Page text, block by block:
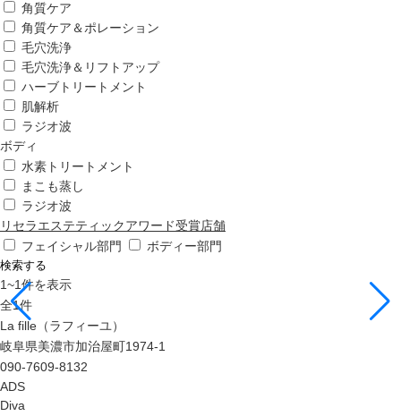
角質ケア
角質ケア＆ポレーション
毛穴洗浄
毛穴洗浄＆リフトアップ
ハーブトリートメント
肌解析
ラジオ波
ボディ
水素トリートメント
まこも蒸し
ラジオ波
リセラエステティックアワード受賞店舗
フェイシャル部門
ボディー部門
検索する
1~1件を表示
全1件
La fille（ラフィーユ）
岐阜県美濃市加治屋町1974-1
090-7609-8132
ADS
Diva